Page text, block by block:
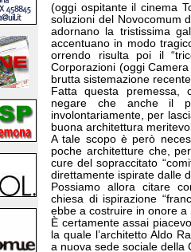
(oggi ospitante il cinema
soluzioni del Novocomum
adornano la tristissima
accentuano in modo
orrendo risulta poi il
Corporazioni (oggi
brutta sistemazione
Fatta questa
negare che anche il
involontariamente, per
buona architettura
A tale scopo è però
poche architetture che,
cure del sopraccitato
direttamente ispirate dalle
Possiamo allora citare
chiesa di ispirazione
ebbe a costruire in onore a
È certamente assai
la quale l’architetto Aldo
a nuova sede sociale della